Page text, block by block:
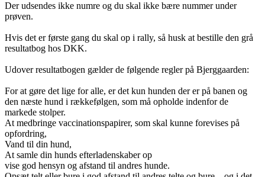
Der udsendes ikke numre og du skal ikke bære nummer under
prøven.
Hvis det er første gang du skal op i rally, så husk at bestille den grå
resultatbog hos DKK.
Udover resultatbogen gælder de følgende regler på Bjerggaarden:
For at gøre det lige for alle, er det kun hunden der er på banen og
den næste hund i rækkefølgen, som må opholde indenfor de
markede stolper.
At medbringe vaccinationspapirer, som skal kunne forevises på
opfordring,
Vand til din hund,
At samle din hunds efterladenskaber op
vise god hensyn og afstand til andres hunde.